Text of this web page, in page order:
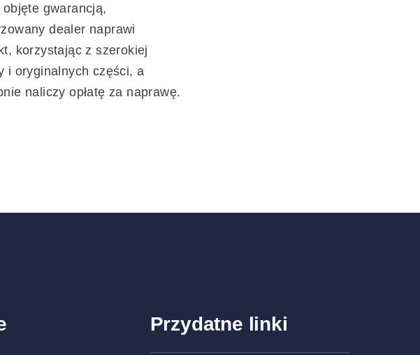
objęte gwarancją,
dealer naprawi
korzystając z szerokiej
i oryginalnych części, a
naliczy opłatę za naprawę.
Przydatne linki